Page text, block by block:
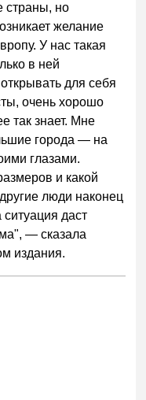
страны, но
желание
У нас такая
в ней
для себя
очень хорошо
так знает. Мне
города — на
глазами.
и какой
люди наконец
даст
— сказала
издания.